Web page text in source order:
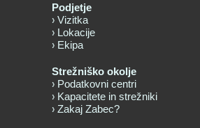
Podjetje
Vizitka
Lokacije
Ekipa
Strežniško okolje
Podatkovni centri
Kapacitete in strežniki
Zakaj Zabec?